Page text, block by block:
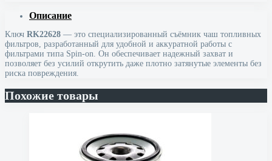
Описание
Ключ RK22628 — это специализированный съёмник чаш топливных
фильтров, разработанный для удобной и аккуратной работы с
фильтрами типа Spin-on. Он обеспечивает надежный захват и
позволяет без усилий открутить даже плотно затянутые элементы без
риска повреждения.
Похожие товары